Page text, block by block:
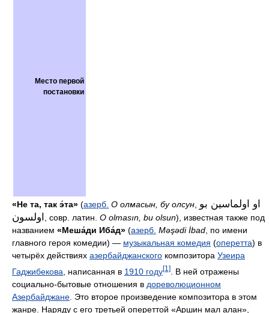
Место первой
постановки
«Не та, так э́та» (азерб. О олмасын, бу олсун او اولماسین بو
اولسون
, совр. латин. O olmasın, bu olsun), известная также под
названием «Меша́ди Иба́д» (азерб. Məşədi İbad , по имени
главного героя комедии) — музыкальная комедия (оперетта) в
четырёх действиях азербайджанского композитора Узеира
Гаджибекова , написанная в 1910 году[1]
. В ней отражены
социально-бытовые отношения в дореволюционном
Азербайджане . Это второе произведение композитора в этом
жанре. Наряду с его третьей опереттой «Аршин мал алан»,